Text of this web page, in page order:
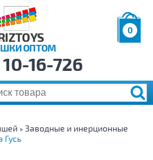
ОПТОМ
0
р.
10-16-726
» Заводные и инерционные
Гусь